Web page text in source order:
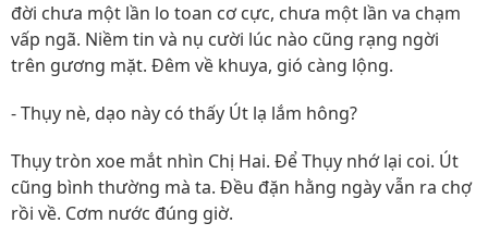
đời chưa một lần lo toan cơ cực, chưa một lần va chạm
vấp ngã. Niềm tin và nụ cười lúc nào cũng rạng ngời
trên gương mặt. Đêm về khuya, gió càng lộng.
- Thụy nè, dạo này có thấy Út lạ lắm hông?
Thụy tròn xoe mắt nhìn Chị Hai. Để Thụy nhớ lại coi. Út
cũng bình thường mà ta. Đều đặn hằng ngày vẫn ra chợ
rồi về. Cơm nước đúng giờ.